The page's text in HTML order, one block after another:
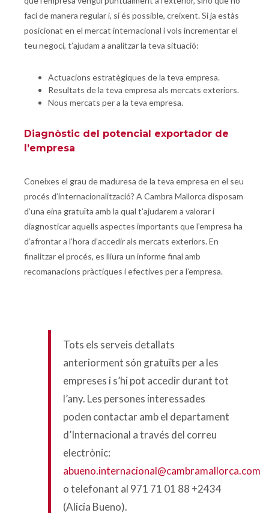
faci de manera regular i, si és possible, creixent. Si ja estàs
posicionat en el mercat internacional i vols incrementar el
teu negoci, t’ajudam a analitzar la teva situació:
Actuacions estratègiques de la teva empresa.
Resultats de la teva empresa als mercats exteriors.
Nous mercats per a la teva empresa.
Diagnòstic del potencial exportador de
l’empresa
Coneixes el grau de maduresa de la teva empresa en el seu
procés d’internacionalització? A Cambra Mallorca disposam
d’una eina gratuïta amb la qual t’ajudarem a valorar i
diagnosticar aquells aspectes importants que l’empresa ha
d’afrontar a l’hora d’accedir als mercats exteriors. En
finalitzar el procés, es lliura un informe final amb
recomanacions pràctiques i efectives per a l’empresa.
Tots els serveis detallats
anteriorment són gratuïts per a les
empreses i s’hi pot accedir durant tot
l’any. Les persones interessades
poden contactar amb el departament
d’Internacional a través del correu
electrònic:
abueno.internacional@cambramallorca.com
o telefonant al 971 71 01 88 +2434
(Alicia Bueno).